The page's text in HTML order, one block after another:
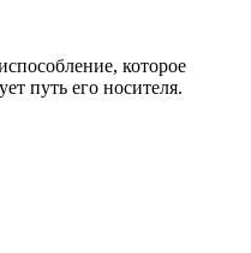
которое
путь его носителя.